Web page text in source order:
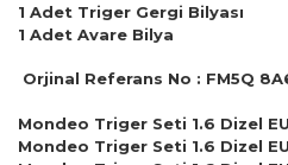
1 Adet Triger Gergi Bilyası
1 Adet Avare Bilya
Orjinal Referans No : FM5Q
Mondeo Triger Seti 1.6 Dizel
Mondeo Triger Seti 1.6 Dizel